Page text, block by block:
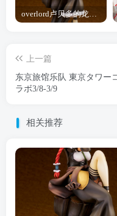
overlord卢贝多的龙王谁厉害 「Overlord」露普斯蕾琪娜·贝塔手办开订
上一篇
东京旅馆乐队 東京タワー
ラボ3/8-3/9
相关推荐